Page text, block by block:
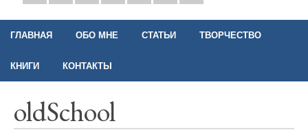
ГЛАВНАЯ ОБО МНЕ СТАТЬИ ТВОРЧЕСТВО
КНИГИ КОНТАКТЫ
oldSchool